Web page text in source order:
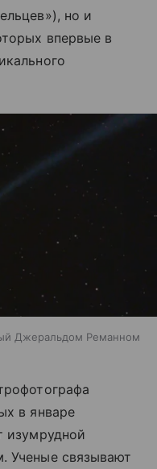
но и
впервые в
Джеральдом Реманном
в январе
изумрудной
Ученые связывают